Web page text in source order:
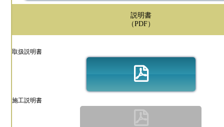
説明書
（PDF）
取扱説明書
施工説明書